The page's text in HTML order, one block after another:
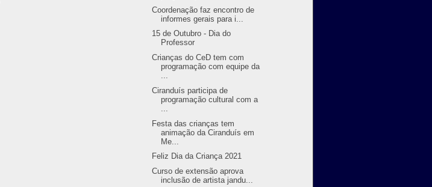
Coordenação faz encontro de
informes gerais para i...
15 de Outubro - Dia do
Professor
Crianças do CeD tem com
programação com equipe da
...
Ciranduís participa de
programação cultural com a
Festa das crianças tem
animação da Ciranduís em
Me...
Feliz Dia da Criança 2021
Curso de extensão aprova
inclusão de artista jandu...